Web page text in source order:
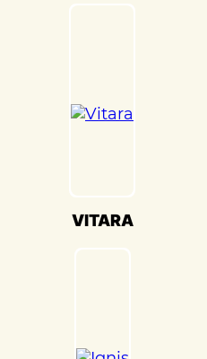
Wagon_r(Сузуки
– это
Suzuki
VITARA